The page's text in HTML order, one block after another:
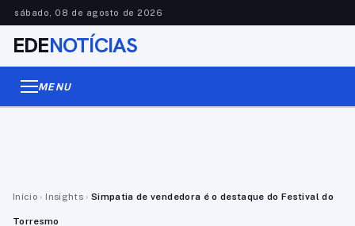
sábado, 08 de agosto de 2026
EDENOTÍCIAS
MENU
Início › Insights › Simpatia de vendedora é o destaque do Festival do
Torresmo